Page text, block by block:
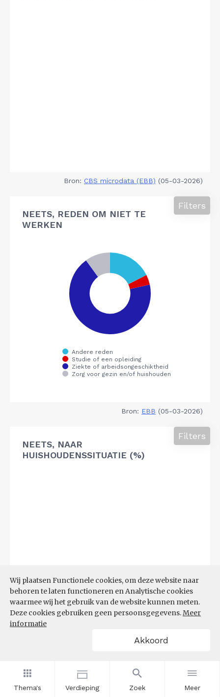
Thema's Verdieping Zoek Meer
Wij plaatsen Functionele cookies, om deze website naar
behoren te laten functioneren en Analytische cookies
waarmee wij het gebruik van de website kunnen meten.
Deze cookies gebruiken geen persoonsgegevens.Meer
informatie
Akkoord
Bron: CBS microdata (EBB) (05-03-2026)
NEETS, REDEN OM NIET TE
WERKEN
Filters
Bron: EBB (05-03-2026)
NEETS, NAAR
HUISHOUDENSSITUATIE (%)
Filters
CBS microdata (EBB)(09-03-2026)
AANDEEL NEETS NAAR REGIO
(%)